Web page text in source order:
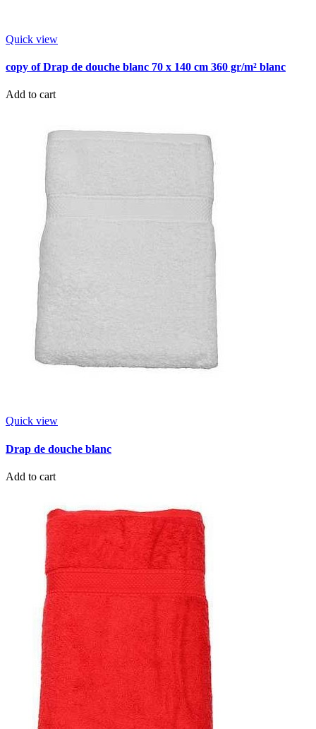
Quick view
copy of Drap de douche blanc 70 x 140 cm 360 gr/m² blanc
Add to cart
Quick view
Drap de douche blanc
Add to cart